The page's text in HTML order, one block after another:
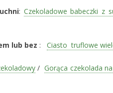
: Czekoladowe babeczki z
lub bez : Ciasto truflowe
/ Gorąca czekolada